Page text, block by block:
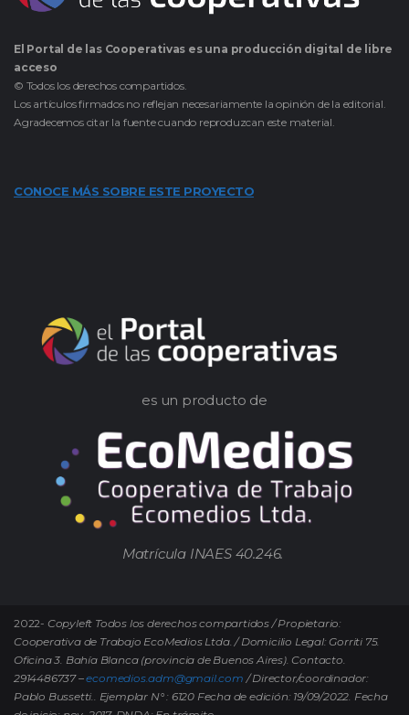
El Portal de las Cooperativas es una producción digital de libre
acceso
© Todos los derechos compartidos.
Los artículos firmados no reflejan necesariamente la opinión de la editorial.
Agradecemos citar la fuente cuando reproduzcan este material.
CONOCE MÁS SOBRE ESTE PROYECTO
es un producto de
Matrícula INAES 40.246.
2022- Copyleft Todos los derechos compartidos / Propietario:
Cooperativa de Trabajo EcoMedios Ltda. / Domicilio Legal: Gorriti 75.
Oficina 3. Bahía Blanca (provincia de Buenos Aires). Contacto.
2914486737 –ecomedios.adm@gmail.com / Director/coordinador:
Pablo Bussetti.. Ejemplar N° : 6120 Fecha de edición: 19/09/2022. Fecha